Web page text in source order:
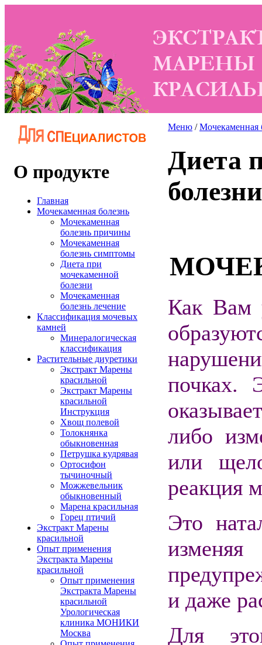
О продукте
Главная
Мочекаменная болезнь
Мочекаменная
болезнь причины
Мочекаменная
болезнь симптомы
Диета при
мочекаменной
болезни
Мочекаменная
болезнь лечение
Классификация мочевых
камней
Минералогическая
классификация
Растительные диуретики
Экстракт Марены
красильной
Экстракт Марены
красильной
Инструкция
Хвощ полевой
Толокнянка
обыкновенная
Петрушка кудрявая
Ортосифон
тычиночный
Можжевельник
обыкновенный
Марена красильная
Горец птичий
Экстракт Марены
красильной
Опыт применения
Экстракта Марены
красильной
Опыт применения
Экстракта Марены
красильной
Урологическая
клиника МОНИКИ
Москва
Меню /Мочекаменная
Диета
болезни
Как Вам
почках.
либо
или
реакция
Это
и даже
Для